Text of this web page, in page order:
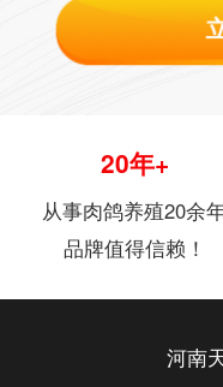
20年+
从事肉鸽养殖20余
品牌值得信赖！
河南